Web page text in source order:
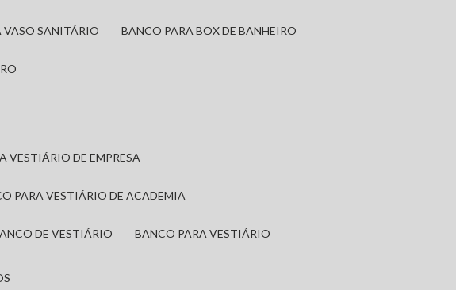
VASO SANITÁRIO BANCO PARA BOX DE BANHEIRO
VESTIÁRIO DE EMPRESA
PARA VESTIÁRIO DE ACADEMIA
BANCO DE VESTIÁRIO BANCO PARA VESTIÁRIO